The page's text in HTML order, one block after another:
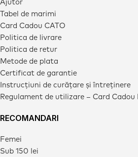
Tabel de marimi
Card Cadou CATO
Politica de livrare
Politica de retur
Metode de plata
Certificat de garantie
Instrucțiuni de curățare și întreținere
Regulament de utilizare – Card Cadou
RECOMANDARI
Femei
Sub 150 lei